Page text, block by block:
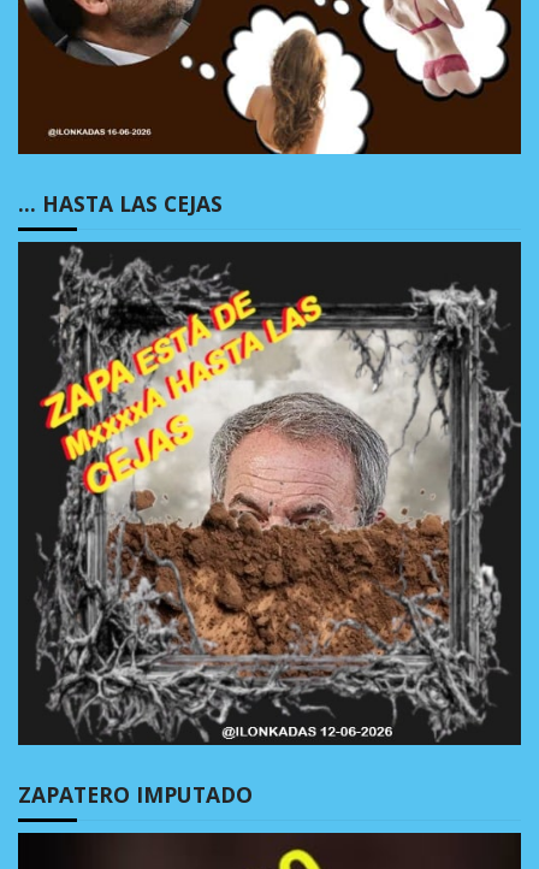
… HASTA LAS CEJAS
ZAPATERO IMPUTADO